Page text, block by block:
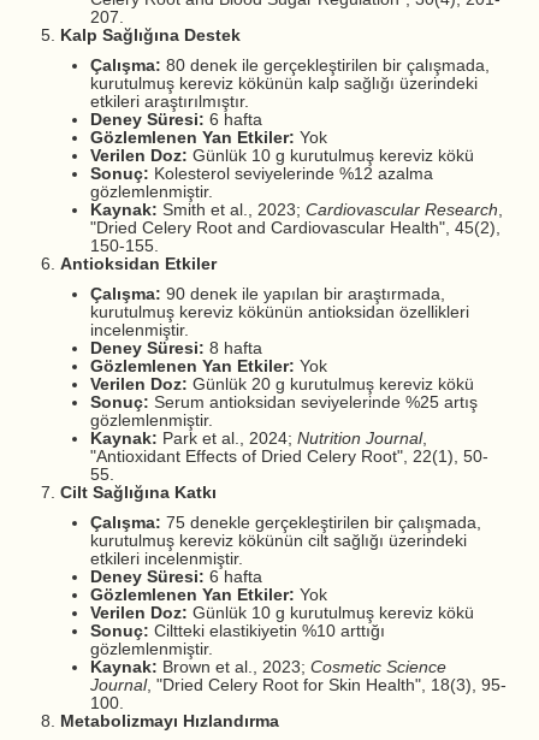
207.
Kalp Sağlığına Destek
Çalışma: 80 denek ile gerçekleştirilen bir çalışmada,
kurutulmuş kereviz kökünün kalp sağlığı üzerindeki
etkileri araştırılmıştır.
Deney Süresi: 6 hafta
Gözlemlenen Yan Etkiler: Yok
Verilen Doz: Günlük 10 g kurutulmuş kereviz kökü
Sonuç: Kolesterol seviyelerinde %12 azalma
gözlemlenmiştir.
Kaynak: Smith et al., 2023; Cardiovascular Research,
"Dried Celery Root and Cardiovascular Health", 45(2),
150-155.
Antioksidan Etkiler
Çalışma: 90 denek ile yapılan bir araştırmada,
kurutulmuş kereviz kökünün antioksidan özellikleri
incelenmiştir.
Deney Süresi: 8 hafta
Gözlemlenen Yan Etkiler: Yok
Verilen Doz: Günlük 20 g kurutulmuş kereviz kökü
Sonuç: Serum antioksidan seviyelerinde %25 artış
gözlemlenmiştir.
Kaynak: Park et al., 2024; Nutrition Journal,
"Antioxidant Effects of Dried Celery Root", 22(1), 50-
55.
Cilt Sağlığına Katkı
Çalışma: 75 denekle gerçekleştirilen bir çalışmada,
kurutulmuş kereviz kökünün cilt sağlığı üzerindeki
etkileri incelenmiştir.
Deney Süresi: 6 hafta
Gözlemlenen Yan Etkiler: Yok
Verilen Doz: Günlük 10 g kurutulmuş kereviz kökü
Sonuç: Ciltteki elastikiyetin %10 arttığı
gözlemlenmiştir.
Kaynak: Brown et al., 2023; Cosmetic Science
Journal, "Dried Celery Root for Skin Health", 18(3), 95-
100.
Metabolizmayı Hızlandırma